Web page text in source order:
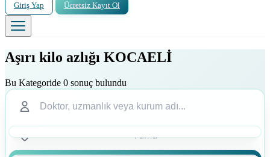
Giriş Yap Ücretsiz Kayıt Ol
Aşırı kilo azlığı KOCAELİ
Bu Kategoride 0 sonuç bulundu